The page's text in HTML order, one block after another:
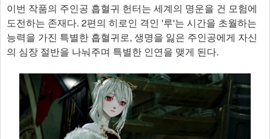
이번 작품의 주인공 흡혈귀 헌터는 세계의 명운을 건 모험에
도전하는 존재다. 2편의 히로인 격인 '루'는 시간을 초월하는
능력을 가진 특별한 흡혈귀로, 생명을 잃은 주인공에게 자신
의 심장 절반을 나눠주며 특별한 인연을 맺게 된다.